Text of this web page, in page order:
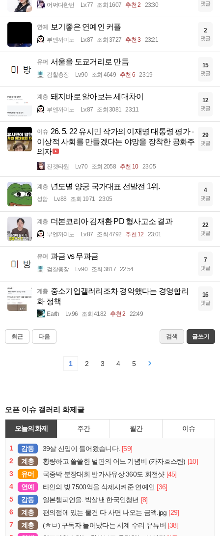
어쩌다한번 Lv.77 조회 1607 추천 2 23:30 댓글
연예 보기좋은 연예인 커플
부엔까미노 Lv.87 조회 3727 추천 3 23:21
2
댓글
유머 서울을 도쿄거리로 만듬
검찰총장 Lv.90 조회 4649 추천 6 23:19
15
댓글
계층 돼지바로 알아보는 세대차이
부엔까미노 Lv.87 조회 3081 23:11
12
댓글
이슈 26. 5. 22 유시민 작가의 이재명 대통령 평가 -
이상적 사회를 만들겠다는 야망을 장착한 공화주
의자
진겟타원 Lv.70 조회 2058 추천 10 23:05
29
댓글
계층 년도별 양궁 국가대표 선발전 1위.
성암 Lv.88 조회 1971 23:05
4
댓글
계층 더본코리아 김재환 PD 형사고소 결과
부엔까미노 Lv.87 조회 4792 추천 12 23:01
22
댓글
유머 과금 vs 무과금
검찰총장 Lv.90 조회 3817 22:54
7
댓글
계층 중소기업갤러리조차 경악했다는 경영합리
화 정책
Earth Lv.96 조회 4182 추천 2 22:49
16
댓글
최근 다음 검색 글쓰기
1 2 3 4 5
오픈 이슈 갤러리 화제글
오늘의 화제 주간 월간 이슈
1 감동 39살 신입이 들어왔습니다. [59]
2
계층 황량하고 쓸쓸한 벌판의 어느 기념비 (카자흐스탄) [10]
3
유머 국중박 분장대회 반가사유상 360도 회전샷 [45]
4
연예 타인의 빚 7500억을 삭제시켜준 연예인 [36]
5
감동 일본챔피언을. 박살낸 한국인청년 [8]
6
계층 편의점에 있는 물건 다 사면 나오는 금액.jpg [29]
7
계층 (ㅎㅂ) 구독자 늘어났다는 시계 수리 유튜버 [38]